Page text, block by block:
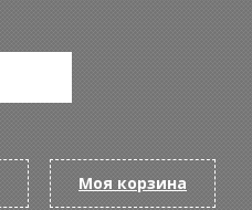
Моя корзина